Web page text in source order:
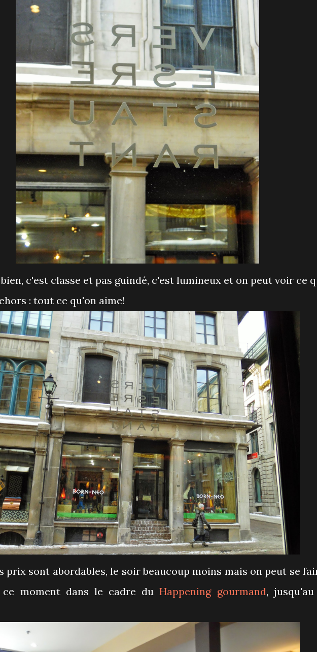
c'est classe et pas guindé, c'est lumineux et on peut voir ce
: tout ce qu'on aime!
prix sont abordables, le soir beaucoup moins mais on peut se
moment dans le cadre duHappening gourmand,